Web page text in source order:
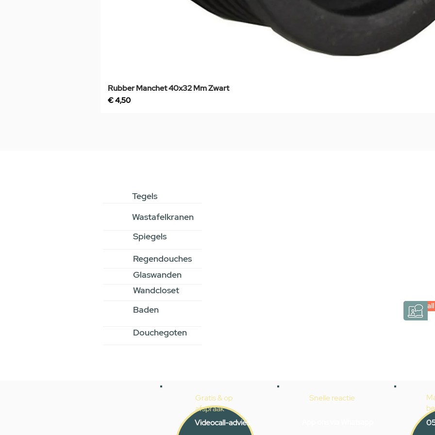
Rubber Manchet 40x32 Mm Zwart
Prijs
€ 4,50
Tegels
Wastafelkranen
Spiegels
Regendouches
Glaswanden
Wandcloset
Baden
Douchegoten
Gratis & op
afspraak
Videocall-advies
Snelle reactie